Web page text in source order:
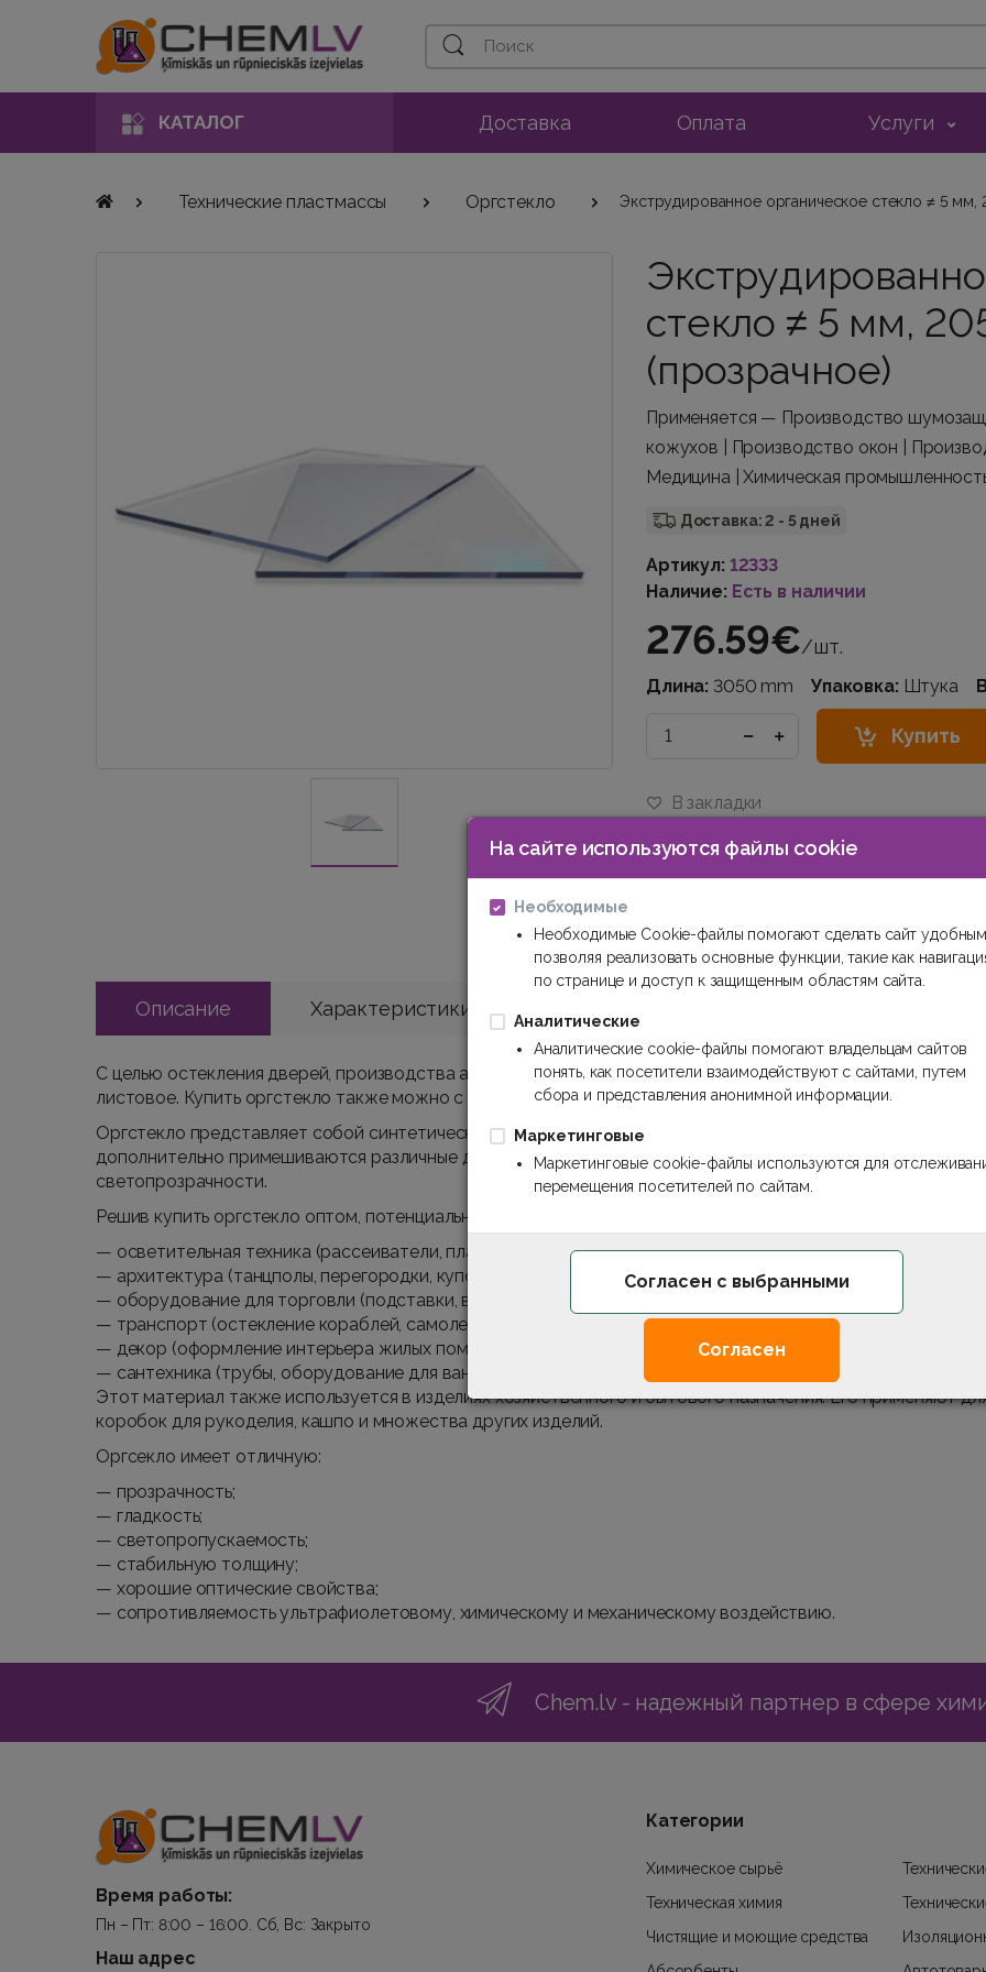
Поиск
КАТАЛОГ Доставка Оплата Услуги
Технические пластмассы Оргстекло Экструдированное органическое стекло ≠ 5
стекло ≠ 5 мм,
(прозрачное)
Применяется — Производство
кожухов | Производство окон |
Медицина | Химическая
Доставка: 2 - 5 дней
Артикул: 12333
Наличие: Есть в наличии
276.59€/шт.
Длина: 3050 mm Упаковка: Штука
Купить
В закладки
Описание Характеристики
С целью остекления дверей, производства аквариумов, парников, полок и других изделий сегодня
листовое. Купить оргстекло также можно с целью декоративной внутренней отделки помещений.
Оргстекло представляет собой синтетический материал на основе акриловых смол. Для придания
дополнительно примешиваются различные добавки. За счет этого органическое стекло отличается
светопрозрачности.
Решив купить оргстекло оптом, потенциальный покупатель сможет использовать этот материал в таких
— осветительная техника (рассеиватели, плафоны);
— архитектура (танцполы, перегородки, купола);
— оборудование для торговли (подставки, витрины);
— транспорт (остекление кораблей, самолетов и других транспортных средств);
— декор (оформление интерьера жилых помещений);
— сантехника (трубы, оборудование для ванных, бассейнов и т.д.).
Этот материал также используется в изделиях хозяйственного и бытового назначения. Его применяют
коробок для рукоделия, кашпо и множества других изделий.
Оргсекло имеет отличную:
— прозрачность;
— гладкость;
— светопропускаемость;
— стабильную толщину;
— хорошие оптические свойства;
— сопротивляемость ультрафиолетовому, химическому и механическому воздействию.
Chem.lv - надежный партнер в сфере
Время работы:
Пн – Пт: 8:00 – 16:00. Сб, Вс: Закрыто
Наш адрес
Категории
Химическое сырьё
Техническая химия
Чистящие и моющие средства
На сайте используются файлы cookie
Необходимые
Необходимые Cookie-файлы помогают сделать сайт удобным,
позволяя реализовать основные функции, такие как
по странице и доступ к защищенным областям сайта.
Аналитические
Аналитические cookie-файлы помогают владельцам сайтов
понять, как посетители взаимодействуют с сайтами, путем
сбора и представления анонимной информации.
Маркетинговые
Маркетинговые cookie-файлы используются для
перемещения посетителей по сайтам.
Согласен с выбранными
Согласен